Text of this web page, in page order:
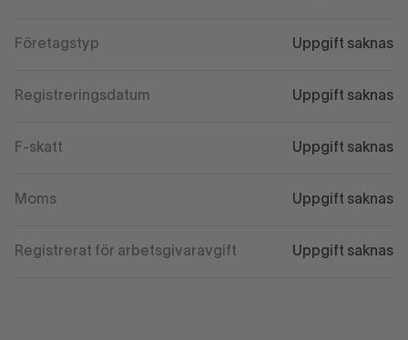
Företagstyp Uppgift saknas
Registreringsdatum Uppgift saknas
F-skatt Uppgift saknas
Moms Uppgift saknas
Registrerat för arbetsgivaravgift Uppgift saknas